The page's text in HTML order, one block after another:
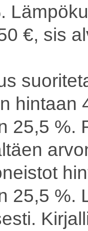
€, sis
hintaan
25,5 %.
25,5 %.